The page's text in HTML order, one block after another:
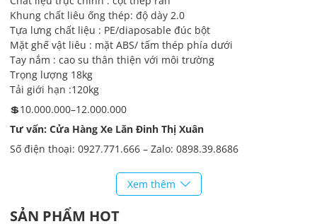
Khung chất liêu ống thép: độ dày 2.0
Tựa lưng chất liệu : PE/diaposable đúc bột
Mặt ghế vật liêu : mặt ABS/ tấm thép phía dưới
Tay nắm : cao su thân thiện với môi trường
Trọng lượng 18kg
Tải giới hạn :120kg
💲10.000.000–12.000.000
Tư vấn: Cửa Hàng Xe Lăn Đinh Thị Xuân
Số điện thoại: 0927.771.666 – Zalo: 0898.39.8686
Xem thêm
SẢN PHẨM HOT